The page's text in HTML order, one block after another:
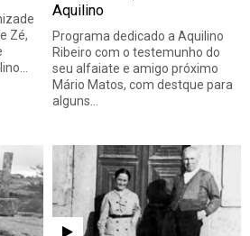
Zé,
Aquilino
Programa dedicado a Aquilino
Ribeiro com o testemunho do
seu alfaiate e amigo próximo
Mário Matos, com destque para
alguns…